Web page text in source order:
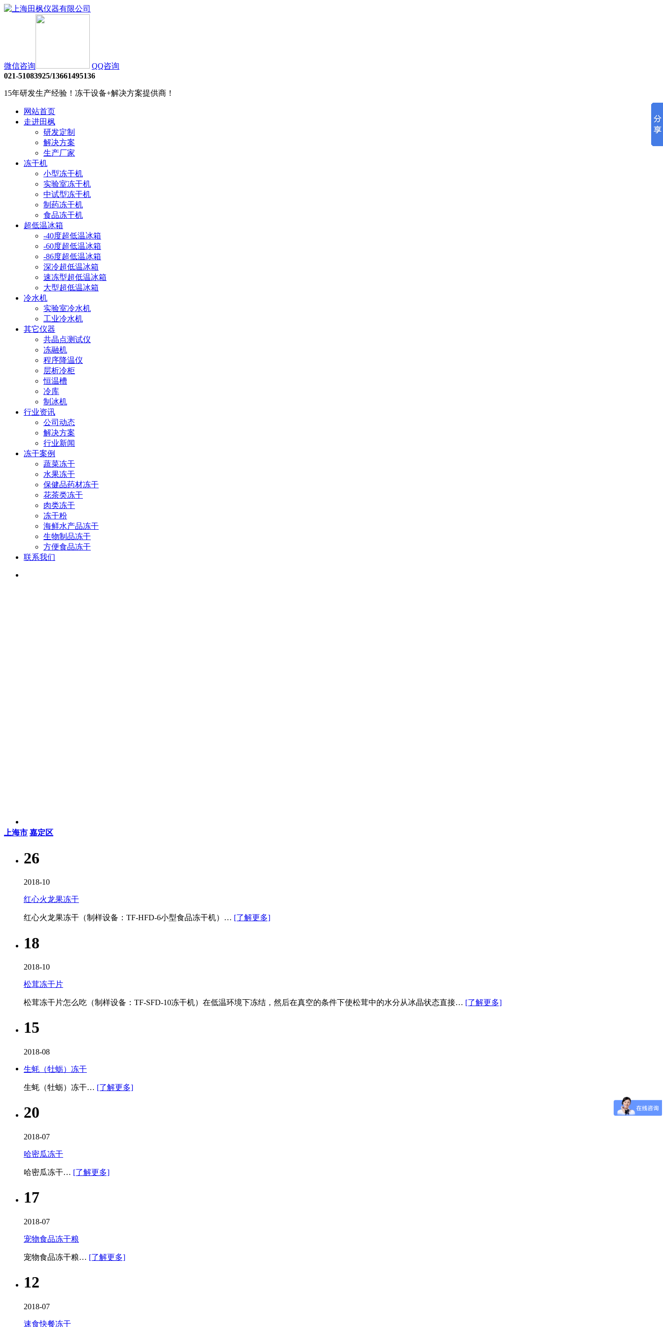
微信咨询
QQ咨询
021-51083925/13661495136
15年研发生产经验！冻干设备+解决方案提供商！
网站首页
走进田枫
研发定制
解决方案
生产厂家
冻干机
小型冻干机
实验室冻干机
中试型冻干机
制药冻干机
食品冻干机
超低温冰箱
-40度超低温冰箱
-60度超低温冰箱
-86度超低温冰箱
深冷超低温冰箱
速冻型超低温冰箱
大型超低温冰箱
冷水机
实验室冷水机
工业冷水机
其它仪器
共晶点测试仪
冻融机
程序降温仪
层析冷柜
恒温槽
冷库
制冰机
行业资讯
公司动态
解决方案
行业新闻
冻干案例
蔬菜冻干
水果冻干
保健品药材冻干
花茶类冻干
肉类冻干
冻干粉
海鲜水产品冻干
生物制品冻干
方便食品冻干
联系我们
上海市 嘉定区
26
2018-10
红心火龙果冻干
红心火龙果冻干（制样设备：TF-HFD-6小型食品冻干机）… [了解更多]
18
2018-10
松茸冻干片
松茸冻干片怎么吃（制样设备：TF-SFD-10冻干机​）在低温环境下冻结，然后在真空的条件下使松茸中的水分从冰晶状态直接… [了解更多]
15
2018-08
生蚝（牡蛎）冻干
生蚝（牡蛎）冻干… [了解更多]
20
2018-07
哈密瓜冻干
哈密瓜冻干… [了解更多]
17
2018-07
宠物食品冻干粮
宠物食品冻干粮… [了解更多]
12
2018-07
速食快餐冻干